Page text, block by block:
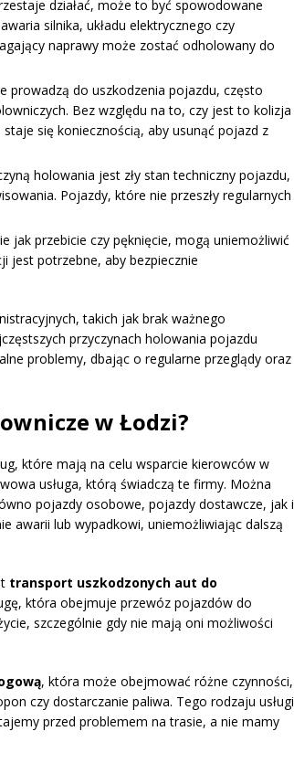
działać, może to być spowodowane
silnika, układu elektrycznego czy
naprawy może zostać odholowany do
prowadzą do uszkodzenia pojazdu, często
Bez względu na to, czy jest to kolizja
się koniecznością, aby usunąć pojazd z
holowania jest zły stan techniczny pojazdu,
Pojazdy, które nie przeszły regularnych
jak przebicie czy pęknięcie, mogą uniemożliwić
jest potrzebne, aby bezpiecznie
takich jak brak ważnego
przyczynach holowania pojazdu
problemy, dbając o regularne przeglądy oraz
w Łodzi?
które mają na celu wsparcie kierowców w
usługa, którą świadczą te firmy. Można
pojazdy osobowe, pojazdy dostawcze, jak i
awarii lub wypadkowi, uniemożliwiając dalszą
transport uszkodzonych aut do
która obejmuje przewóz pojazdów do
szczególnie gdy nie mają oni możliwości
, która może obejmować różne czynności,
czy dostarczanie paliwa. Tego rodzaju usługi
przed problemem na trasie, a nie mamy